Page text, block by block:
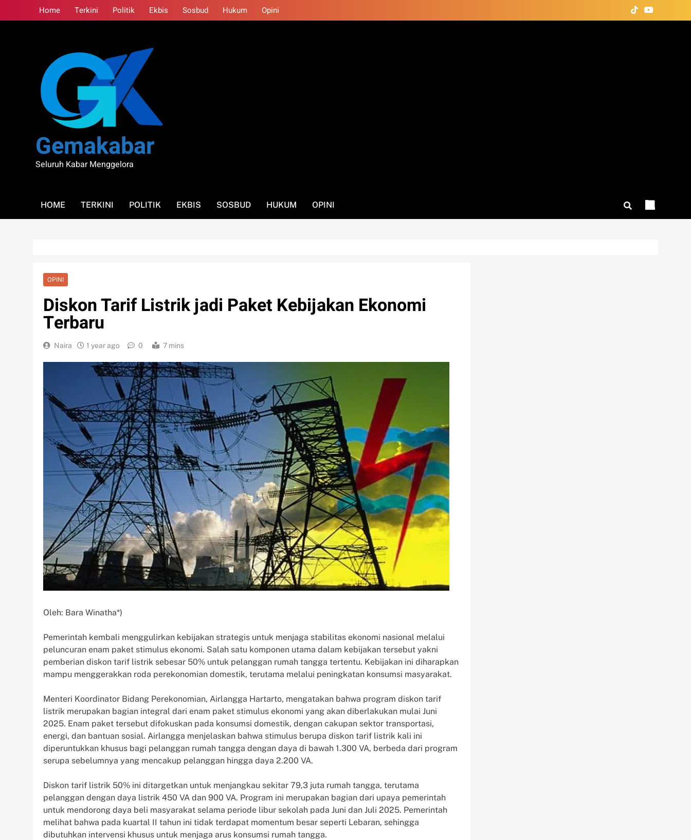
to
Home Terkini Politik Ekbis Sosbud Hukum Opini
Gemakabar
Seluruh Kabar Menggelora
HOME TERKINI POLITIK EKBIS SOSBUD HUKUM OPINI
OPINI
Diskon Tarif Listrik jadi Paket Kebijakan Ekonomi
Terbaru
Naira 1 year ago 0 7 mins
Oleh: Bara Winatha*)
Pemerintah kembali menggulirkan kebijakan strategis untuk menjaga stabilitas ekonomi nasional melalui
peluncuran enam paket stimulus ekonomi. Salah satu komponen utama dalam kebijakan tersebut yakni
pemberian diskon tarif listrik sebesar 50% untuk pelanggan rumah tangga tertentu. Kebijakan ini diharapkan
mampu menggerakkan roda perekonomian domestik, terutama melalui peningkatan konsumsi masyarakat.
Menteri Koordinator Bidang Perekonomian, Airlangga Hartarto, mengatakan bahwa program diskon tarif
listrik merupakan bagian integral dari enam paket stimulus ekonomi yang akan diberlakukan mulai Juni
2025. Enam paket tersebut difokuskan pada konsumsi domestik, dengan cakupan sektor transportasi,
energi, dan bantuan sosial. Airlangga menjelaskan bahwa stimulus berupa diskon tarif listrik kali ini
diperuntukkan khusus bagi pelanggan rumah tangga dengan daya di bawah 1.300 VA, berbeda dari program
serupa sebelumnya yang mencakup pelanggan hingga daya 2.200 VA.
Diskon tarif listrik 50% ini ditargetkan untuk menjangkau sekitar 79,3 juta rumah tangga, terutama
pelanggan dengan daya listrik 450 VA dan 900 VA. Program ini merupakan bagian dari upaya pemerintah
untuk mendorong daya beli masyarakat selama periode libur sekolah pada Juni dan Juli 2025. Pemerintah
melihat bahwa pada kuartal II tahun ini tidak terdapat momentum besar seperti Lebaran, sehingga
dibutuhkan intervensi khusus untuk menjaga arus konsumsi rumah tangga.